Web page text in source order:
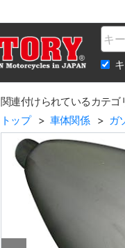
Name
関連付けられているカテゴ
トップ
車体関係 ガ